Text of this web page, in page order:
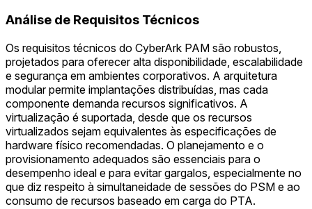
Análise de Requisitos Técnicos
Os requisitos técnicos do CyberArk PAM são robustos,
projetados para oferecer alta disponibilidade, escalabilidade
e segurança em ambientes corporativos. A arquitetura
modular permite implantações distribuídas, mas cada
componente demanda recursos significativos. A
virtualização é suportada, desde que os recursos
virtualizados sejam equivalentes às especificações de
hardware físico recomendadas. O planejamento e o
provisionamento adequados são essenciais para o
desempenho ideal e para evitar gargalos, especialmente no
que diz respeito à simultaneidade de sessões do PSM e ao
consumo de recursos baseado em carga do PTA.